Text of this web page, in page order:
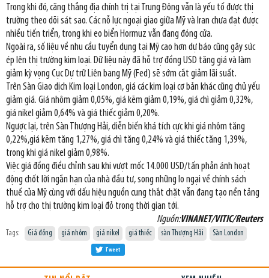
Trong khi đó, căng thẳng địa chính trị tại Trung Đông vẫn là yếu tố được thị
trường theo dõi sát sao. Các nỗ lực ngoại giao giữa Mỹ và Iran chưa đạt được
nhiều tiến triển, trong khi eo biển Hormuz vẫn đang đóng cửa.
Ngoài ra, số liệu về nhu cầu tuyển dụng tại Mỹ cao hơn dự báo cũng gây sức
ép lên thị trường kim loại. Dữ liệu này đã hỗ trợ đồng USD tăng giá và làm
giảm kỳ vọng Cục Dự trữ Liên bang Mỹ (Fed) sẽ sớm cắt giảm lãi suất.
Trên Sàn Giao dịch Kim loại London, giá các kim loại cơ bản khác cũng chủ yếu
giảm giá. Giá nhôm giảm 0,05%, giá kẽm giảm 0,19%, giá chì giảm 0,32%,
giá nikel giảm 0,64% và giá thiếc giảm 0,20%.
Ngược lại, trên Sàn Thượng Hải, diễn biến khá tích cực khi giá nhôm tăng
0,22%,giá kẽm tăng 1,27%, giá chì tăng 0,24% và giá thiếc tăng 1,39%,
trong khi giá nikel giảm 0,98%.
Việc giá đồng điều chỉnh sau khi vượt mốc 14.000 USD/tấn phản ánh hoạt
động chốt lời ngắn hạn của nhà đầu tư, song những lo ngại về chính sách
thuế của Mỹ cùng với dấu hiệu nguồn cung thắt chặt vẫn đang tạo nền tảng
hỗ trợ cho thị trường kim loại đỏ trong thời gian tới.
Nguồn:VINANET/VITIC/Reuters
Tags: Giá đồng giá nhôm giá nikel giá thiếc sàn Thượng Hải Sàn London
Tweet